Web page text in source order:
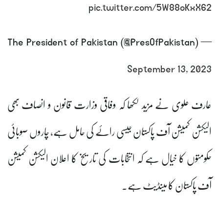
pic.twitter.com/5W88oKxX62
— The President of Pakistan (@PresOfPakistan)
September 13, 2023
عارف علوی نے مزید لکھا کہ وفاقی وزارت قانون و انصاف بھی
الیکشن کمیشن آف پاکستان جیسی رائے کی حامل ہے، چاروں صوبائی
حکومتوں کا خیال ہے کہ انتخابات کی تاریخ کا اعلان الیکشن کمیشن
آف پاکستان کا مینڈیٹ ہے۔